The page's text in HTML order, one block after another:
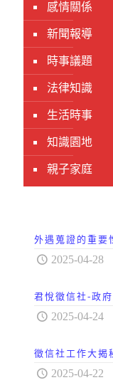
感情關係
新聞報導
時事議題
法律知識
生活時事
知識園地
親子家庭
外遇蒐證的重要
2025-04-28
君悅徵信社-政
2025-04-24
徵信社工作大揭
2025-04-22